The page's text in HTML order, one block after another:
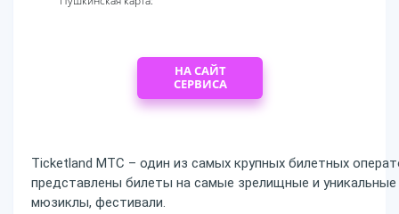
НА САЙТ
СЕРВИСА
Ticketland MTC – один из самых крупных билетных
представлены билеты на самые зрелищные и
мюзиклы, фестивали.